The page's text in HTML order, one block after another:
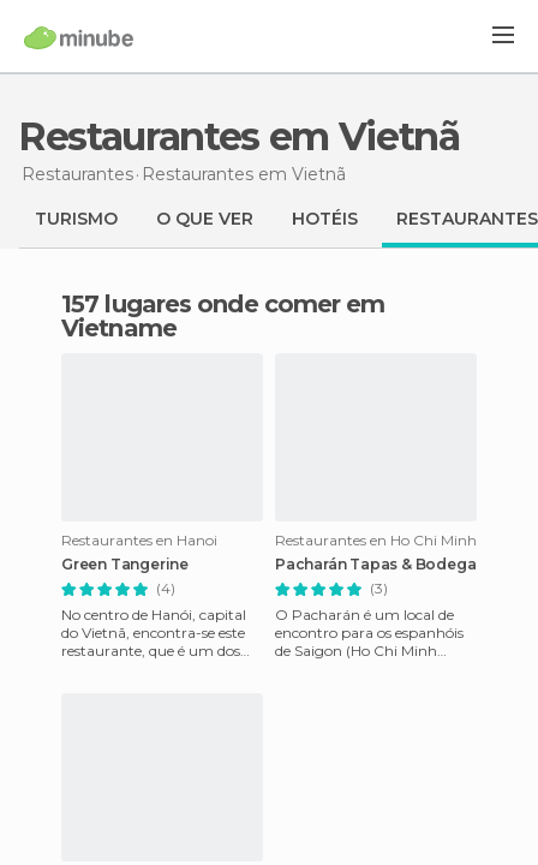
Restaurantes em Vietnã
Restaurantes Restaurantes em Vietnã
TURISMO O QUE VER HOTÉIS RESTAURANTES
157 lugares onde comer em
Vietname
Restaurantes en Hanoi
Green Tangerine
(4)
No centro de Hanói, capital
do Vietnã, encontra-se este
restaurante, que é um dos
Restaurantes en Ho Chi Minh
Pacharán Tapas & Bodega
(3)
O Pacharán é um local de
encontro para os espanhóis
de Saigon (Ho Chi Minh